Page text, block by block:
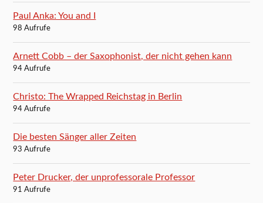
Paul Anka: You and I
98 Aufrufe
Arnett Cobb – der Saxophonist, der nicht gehen kann
94 Aufrufe
Christo: The Wrapped Reichstag in Berlin
94 Aufrufe
Die besten Sänger aller Zeiten
93 Aufrufe
Peter Drucker, der unprofessorale Professor
91 Aufrufe